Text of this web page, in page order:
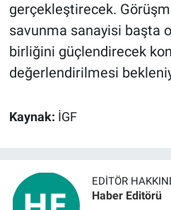
gerçekleştirecek.
savunma sanayisi başta
birliğini güçlendirecek
değerlendirilmesi
Kaynak: İGF
EDITÖR
Haber Editörü